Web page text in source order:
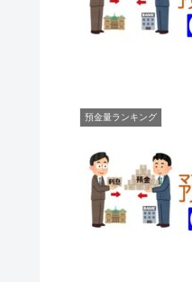
預金量ランキング